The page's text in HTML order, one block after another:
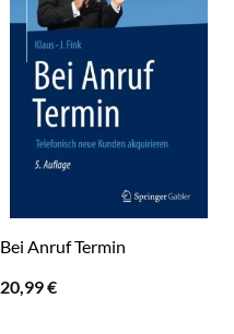
Bei Anruf Termin
20,99€